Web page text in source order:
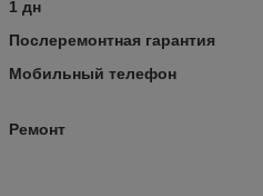
1 дн
Послеремонтная гарантия
Мобильный телефон
Ремонт